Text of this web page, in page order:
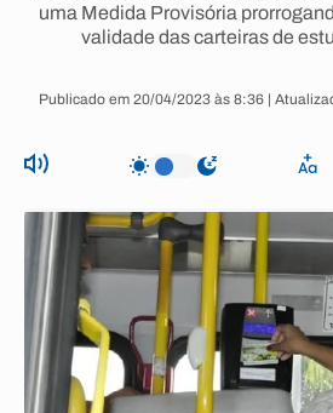
uma Medida Provisória
validade das carteiras de
Publicado em 20/04/2023 às 8:36 |